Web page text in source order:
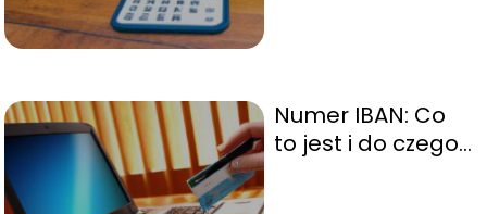
Numer IBAN: Co
to jest i do czego